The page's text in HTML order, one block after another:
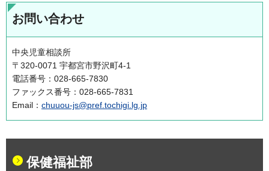
お問い合わせ
中央児童相談所
〒320-0071 宇都宮市野沢町4-1
電話番号：028-665-7830
ファックス番号：028-665-7831
Email： chuuou-js@pref.tochigi.lg.jp
保健福祉部